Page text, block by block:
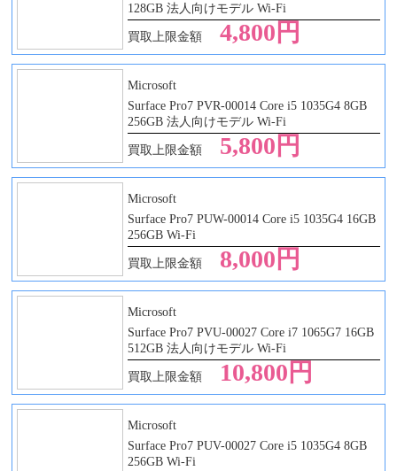
128GB 法人向けモデル Wi-Fi
買取上限金額 4,800円
Microsoft
Surface Pro7 PVR-00014 Core i5 1035G4 8GB
256GB 法人向けモデル Wi-Fi
買取上限金額 5,800円
Microsoft
Surface Pro7 PUW-00014 Core i5 1035G4 16GB
256GB Wi-Fi
買取上限金額 8,000円
Microsoft
Surface Pro7 PVU-00027 Core i7 1065G7 16GB
512GB 法人向けモデル Wi-Fi
買取上限金額 10,800円
Microsoft
Surface Pro7 PUV-00027 Core i5 1035G4 8GB
256GB Wi-Fi